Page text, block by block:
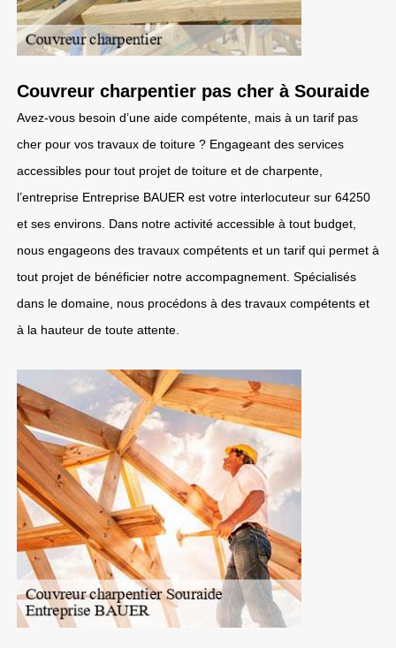
Couvreur charpentier pas cher à Souraide
Avez-vous besoin d’une aide compétente, mais à un tarif pas
cher pour vos travaux de toiture ? Engageant des services
accessibles pour tout projet de toiture et de charpente,
l’entreprise Entreprise BAUER est votre interlocuteur sur 64250
et ses environs. Dans notre activité accessible à tout budget,
nous engageons des travaux compétents et un tarif qui permet à
tout projet de bénéficier notre accompagnement. Spécialisés
dans le domaine, nous procédons à des travaux compétents et
à la hauteur de toute attente.